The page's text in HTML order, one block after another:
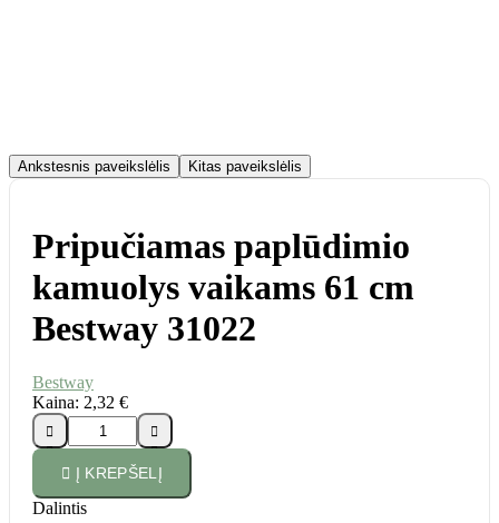
Ankstesnis paveikslėlis Kitas paveikslėlis
Pripučiamas paplūdimio
kamuolys vaikams 61 cm
Bestway 31022
Bestway
Kaina: 2,32 €


 Į KREPŠELĮ
Dalintis